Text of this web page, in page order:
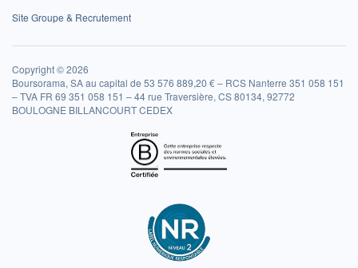
Site Groupe & Recrutement
Copyright © 2026
Boursorama, SA au capital de 53 576 889,20 € – RCS Nanterre 351 058 151
– TVA FR 69 351 058 151 – 44 rue Traversière, CS 80134, 92772
BOULOGNE BILLANCOURT CEDEX